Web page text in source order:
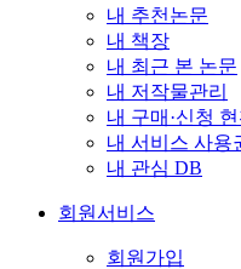
내 추천논문
내 책장
내 최근 본 논문
내 저작물관리
내 구매·신청
내 서비스 사용
내 관심 DB
회원서비스
회원가입